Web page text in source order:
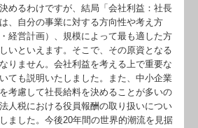
めるわけですが、結局「会社利益：社長
、自分の事業に対する方向性や考え方
経営計画）、規模によって最も適した方
いといえます。そこで、その原資となる
りません。会社利益を考える上で重要な
ても説明いたしました。また、中小企業
考慮して社長給料を決めることが多いの
人税における役員報酬の取り扱いについ
ました。今後20年間の世界的潮流を見据